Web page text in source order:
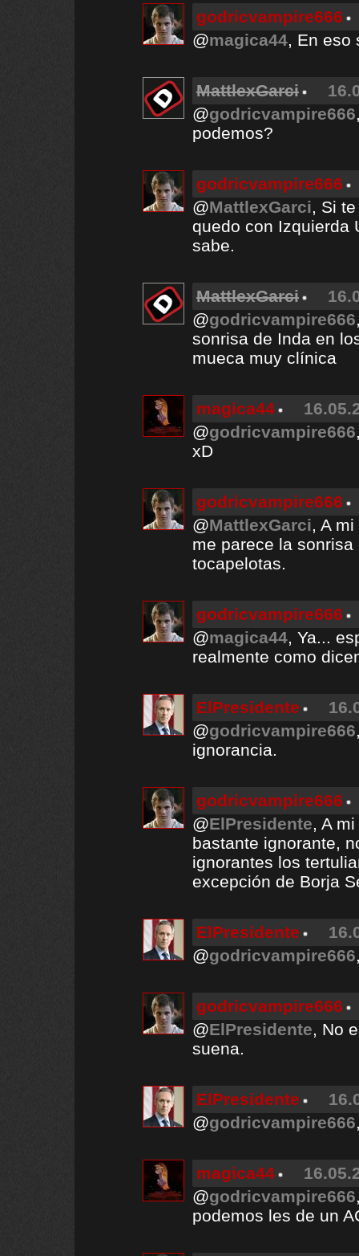
godricvampire666
@magica44, En eso
MattlexGarci
@godricvampire666
podemos?
godricvampire666
@MattlexGarci, Si
quedo con Izquierda
sabe.
MattlexGarci
@godricvampire666
sonrisa de Inda en
mueca muy clínica
magica44
@godricvampire666
xD
godricvampire666
@MattlexGarci, A
me parece la
tocapelotas.
godricvampire666
@magica44, Ya...
realmente como
ElPresidente
@godricvampire666
ignorancia.
godricvampire666
@ElPresidente, A
bastante ignorante,
ignorantes los
excepción de Borja
ElPresidente
@godricvampire666
godricvampire666
@ElPresidente, No
suena.
ElPresidente
@godricvampire666
magica44
@godricvampire666
podemos les de un